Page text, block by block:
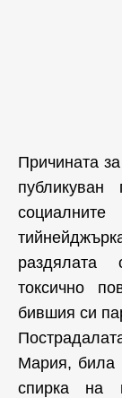
Причината
токсично
бившия си
Мария, била
спирка на